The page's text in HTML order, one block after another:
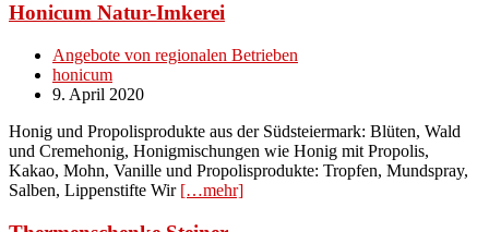
Honicum Natur-Imkerei
Angebote von regionalen Betrieben
honicum
9. April 2020
Honig und Propolisprodukte aus der Südsteiermark: Blüten, Wald
und Cremehonig, Honigmischungen wie Honig mit Propolis,
Kakao, Mohn, Vanille und Propolisprodukte: Tropfen, Mundspray,
Salben, Lippenstifte Wir […mehr]